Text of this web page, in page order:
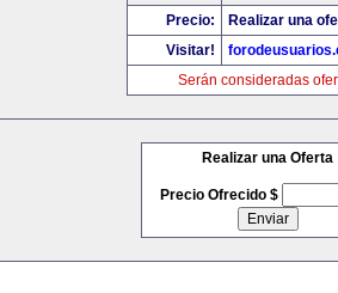
Precio:
Realizar una
Visitar!
Serán consideradas
Realizar una Oferta
Precio Ofrecido $